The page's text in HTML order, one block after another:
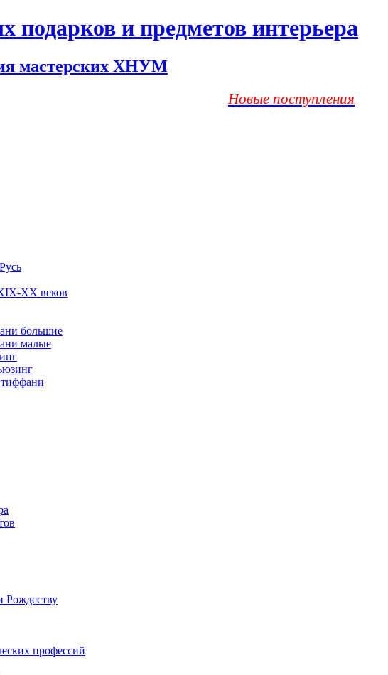
подарков и предметов интерьера
мастерских ХНУМ
Новые поступления
XX веков
большие
малые
Рождеству
профессий